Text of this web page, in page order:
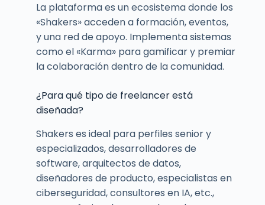
La plataforma es un ecosistema donde los
«Shakers» acceden a formación, eventos,
y una red de apoyo. Implementa sistemas
como el «Karma» para gamificar y premiar
la colaboración dentro de la comunidad.
¿Para qué tipo de freelancer está
diseñada?
Shakers es ideal para perfiles senior y
especializados, desarrolladores de
software, arquitectos de datos,
diseñadores de producto, especialistas en
ciberseguridad, consultores en IA, etc.,